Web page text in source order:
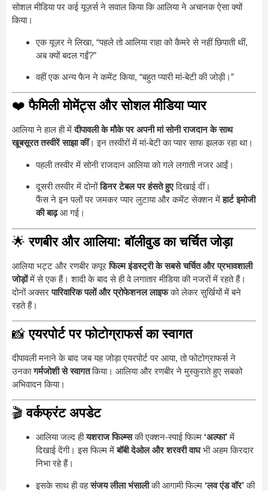
सोशल मीडिया पर कई यूज़र्स ने सवाल किया कि आलिया ने अचानक ऐसा क्यों
किया।
एक यूज़र ने लिखा, “पहले तो आलिया राहा को कैमरे से नहीं छिपाती थीं,
अब क्यों बदल गईं?”
वहीं एक अन्य फैन ने कमेंट किया, “बहुत प्यारी मां-बेटी की जोड़ी।”
❤️फैमिली मोमेंट्स और सोशल मीडिया प्यार
आलिया ने हाल ही मेंदीपावली के मौके पर अपनी मां सोनी राजदान के साथ
खूबसूरत तस्वीरें साझा कीं। इन तस्वीरों में मां-बेटी का प्यार साफ झलक रहा था।
पहली तस्वीर में सोनी राजदान आलिया को गले लगाती नजर आईं।
दूसरी तस्वीर में दोनोंडिनर टेबल पर हंसते हुएदिखाई दीं।
फैंस ने इन पलों पर जमकर प्यार लुटाया और कमेंट सेक्शन मेंहार्ट इमोजी
की बाढ़आ गई।
🌟रणबीर और आलिया: बॉलीवुड का चर्चित जोड़ा
आलिया भट्ट और रणबीर कपूरफिल्म इंडस्ट्री के सबसे चर्चित और प्रभावशाली
जोड़ोंमें से एक हैं। शादी के बाद से ही वे लगातार मीडिया की नजरों में रहते हैं।
दोनों अक्सरपारिवारिक पलों और प्रोफेशनल लाइफको लेकर सुर्खियों में बने
रहते हैं।
📸एयरपोर्ट पर फोटोग्राफर्स का स्वागत
दीपावली मनाने के बाद जब यह जोड़ा एयरपोर्ट पर आया, तो फोटोग्राफर्स ने
उनकागर्मजोशी से स्वागतकिया। आलिया और रणबीर ने मुस्कुराते हुए सबको
अभिवादन किया।
🎬वर्कफ्रंट अपडेट
आलिया जल्द हीयशराज फिल्म्सकी एक्शन-स्पाई फिल्म ‘अल्फा’में
दिखाई देंगी। इस फिल्म मेंबॉबी देओल और शरवरी वाघभी अहम किरदार
निभा रहे हैं।
इसके साथ ही वहसंजय लीला भंसालीकी आगामी फिल्म ‘लव एंड वॉर’की